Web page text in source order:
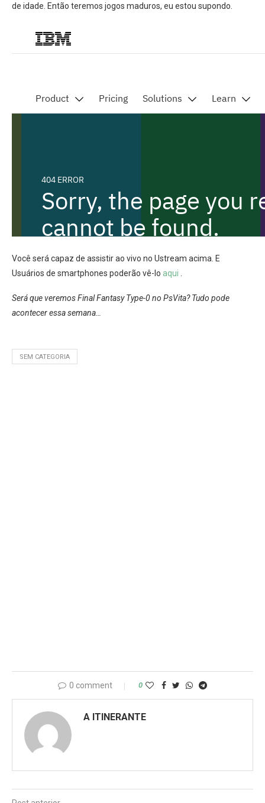
de idade. Então teremos jogos maduros, eu estou supondo.
Você será capaz de assistir ao vivo no Ustream acima. E
Usuários de smartphones poderão vê-lo aqui
Será que veremos Final Fantasy Type-0 no PsVita? Tudo pode
acontecer essa semana…
SEM CATEGORIA
0 comment 0
A ITINERANTE